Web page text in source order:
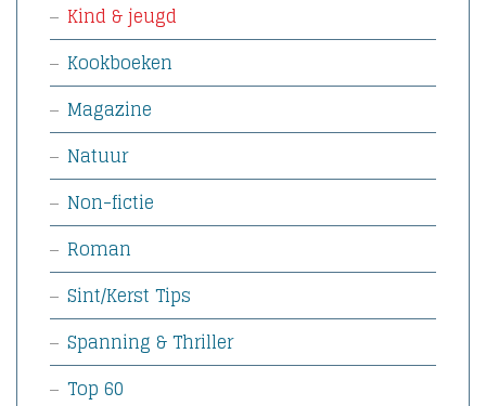
Kind & jeugd
Kookboeken
Magazine
Natuur
Non-fictie
Roman
Sint/Kerst Tips
Spanning & Thriller
Top 60